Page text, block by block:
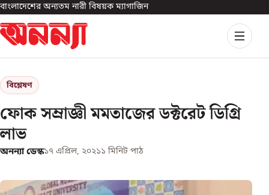
বাংলাদেশের অন্যতম নারী বিষয়ক ম্যাগাজিন
বিশ্লেষণ
ফোক সম্রাজ্ঞী মমতাজের ডক্টরেট ডিগ্রি
লাভ
অনন্যা ডেস্ক১৭ এপ্রিল, ২০২১১ মিনিট পাঠ